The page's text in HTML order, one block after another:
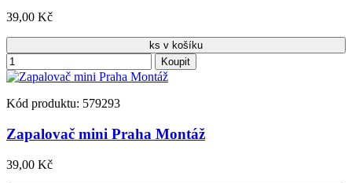
39,00 Kč
ks v košíku
Koupit
Kód produktu: 579293
Zapalovač mini Praha Montáž
39,00 Kč